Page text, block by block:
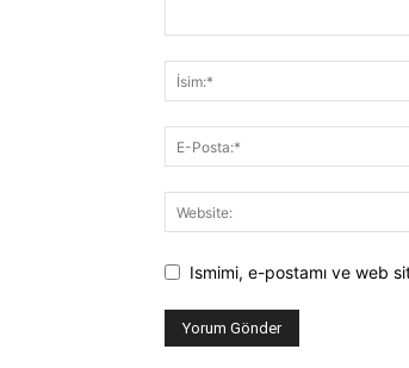
Ismimi, e-postamı ve web